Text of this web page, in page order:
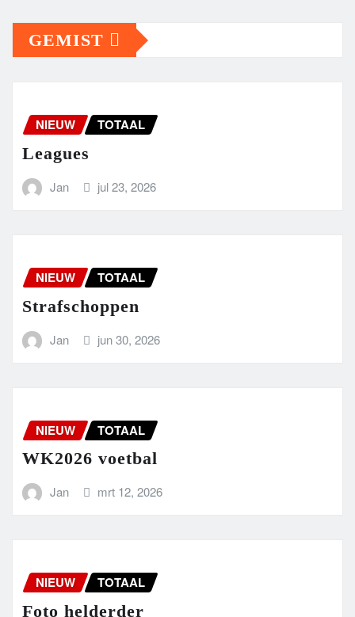
GEMIST
NIEUW TOTAAL
Leagues
Jan jul 23, 2026
NIEUW TOTAAL
Strafschoppen
Jan jun 30, 2026
NIEUW TOTAAL
WK2026 voetbal
Jan mrt 12, 2026
NIEUW TOTAAL
Foto helderder